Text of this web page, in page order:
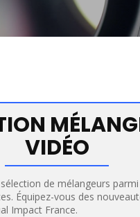
VIDÉO
de mélangeurs
Équipez-vous des
Impact France.